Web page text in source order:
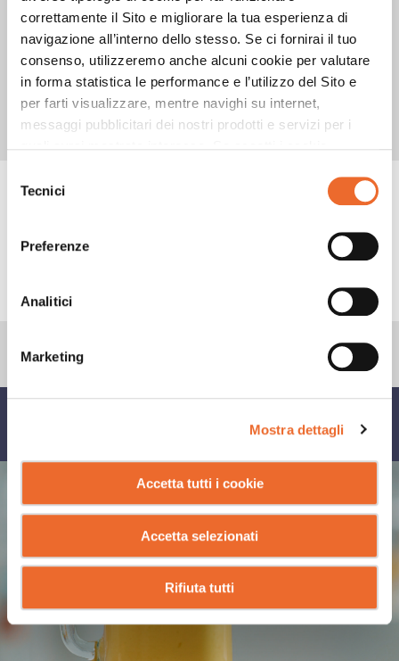
correttamente il Sito e migliorare la tua esperienza di
navigazione all’interno dello stesso. Se ci fornirai il tuo
consenso, utilizzeremo anche alcuni cookie per valutare
in forma statistica le performance e l’utilizzo del Sito e
per farti visualizzare, mentre navighi su internet,
messaggi pubblicitari dei nostri prodotti e servizi per i
delTecnici
Preferenze
Analitici
Marketing
Mostra dettagli
Accetta tutti i cookie
Accetta selezionati
Rifiuta tutti
3 Versa in un bicchiere da 30 cl.
4
Servi con panna montata e decora con
CREAM PEANUT.
PRODOTTI UTILIZZATI